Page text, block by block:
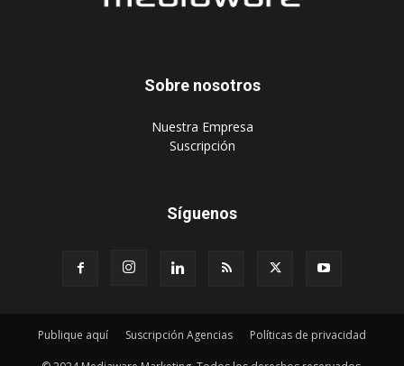
Sobre nosotros
‎Nuestra Empresa
‎Suscripción
Síguenos
Publique aquí Suscripción Agencias Políticas de privacidad